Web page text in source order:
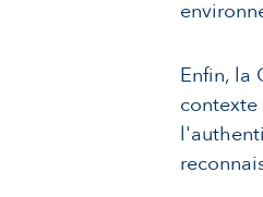
Enfin, la